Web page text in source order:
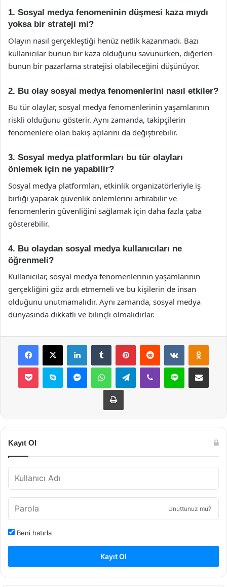
1. Sosyal medya fenomeninin düşmesi kaza mıydı
yoksa bir strateji mi?
Olayın nasıl gerçekleştiği henüz netlik kazanmadı. Bazı
kullanıcılar bunun bir kaza olduğunu savunurken, diğerleri
bunun bir pazarlama stratejisi olabileceğini düşünüyor.
2. Bu olay sosyal medya fenomenlerini nasıl etkiler?
Bu tür olaylar, sosyal medya fenomenlerinin yaşamlarının
riskli olduğunu gösterir. Aynı zamanda, takipçilerin
fenomenlere olan bakış açılarını da değiştirebilir.
3. Sosyal medya platformları bu tür olayları
önlemek için ne yapabilir?
Sosyal medya platformları, etkinlik organizatörleriyle iş
birliği yaparak güvenlik önlemlerini artırabilir ve
fenomenlerin güvenliğini sağlamak için daha fazla çaba
gösterebilir.
4. Bu olaydan sosyal medya kullanıcıları ne
öğrenmeli?
Kullanıcılar, sosyal medya fenomenlerinin yaşamlarının
gerçekliğini göz ardı etmemeli ve bu kişilerin de insan
olduğunu unutmamalıdır. Aynı zamanda, sosyal medya
dünyasında dikkatli ve bilinçli olmalıdırlar.
Facebook
X LinkedInTumblr PinterestReddit VKontakte
Pocket Skype MessengerWhatsAppTelegramViber Line E-Posta ile
Yazdır
Kayıt Ol
Unuttunuz mu?
Beni hatırla
Kayıt Ol